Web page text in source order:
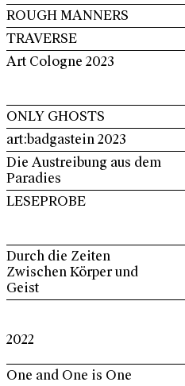
ROUGH MANNERS
TRAVERSE
Art Cologne 2023
ONLY GHOSTS
art:badgastein 2023
Die Austreibung aus dem
Paradies
LESEPROBE
Durch die Zeiten
Zwischen Körper und
Geist
2022
One and One is One